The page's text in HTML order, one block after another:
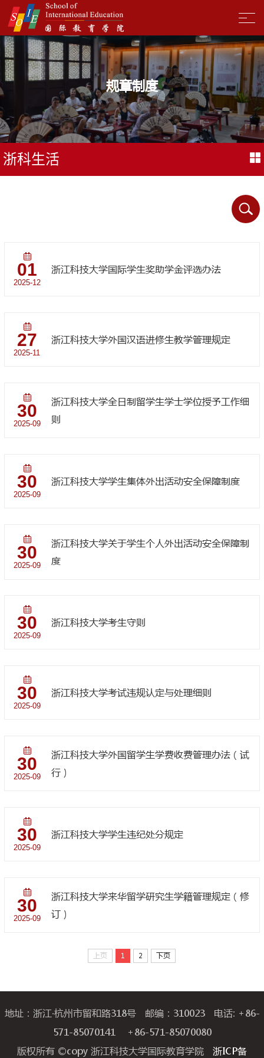
规章制度
浙科生活
01
2025-12
浙江科技大学国际学生奖助学金评选办法
27
2025-11
浙江科技大学外国汉语进修生教学管理规定
30
2025-09
浙江科技大学全日制留学生学士学位授予工作细
则
30
2025-09
浙江科技大学学生集体外出活动安全保障制度
30
2025-09
浙江科技大学关于学生个人外出活动安全保障制
度
30
2025-09
浙江科技大学考生守则
30
2025-09
浙江科技大学考试违规认定与处理细则
30
2025-09
浙江科技大学外国留学生学费收费管理办法（试
行）
30
2025-09
浙江科技大学学生违纪处分规定
30
2025-09
浙江科技大学来华留学研究生学籍管理规定（修
订）
上页 1 2 下页
地址：浙江·杭州市留和路318号 邮编：310023 电话: +86-
571-85070141 +86-571-85070080
版权所有 ©copy 浙江科技大学国际教育学院 浙ICP备